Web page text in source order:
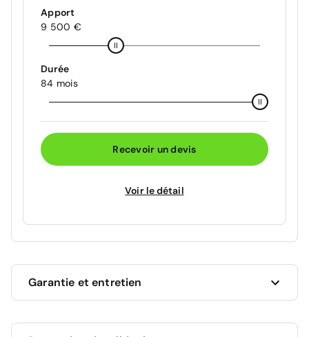
Apport
9 500 €
Durée
84 mois
Recevoir un devis
Voir le détail
Garantie et entretien